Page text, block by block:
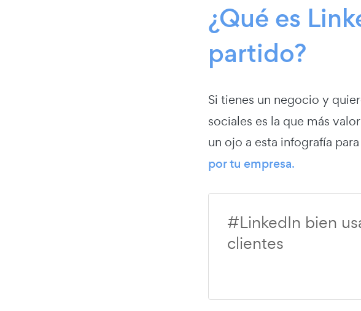
¿Qué es
partido?
Si tienes un negocio y
sociales es la que más
un ojo a esta infografía
por tu empresa.
#LinkedIn bien
clientes